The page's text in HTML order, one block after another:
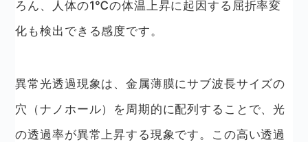
ろん、人体の1℃の体温上昇に起因する屈折率変
化も検出できる感度です。
異常光透過現象は、金属薄膜にサブ波長サイズの
穴（ナノホール）を周期的に配列することで、光
の透過率が異常上昇する現象です。この高い透過